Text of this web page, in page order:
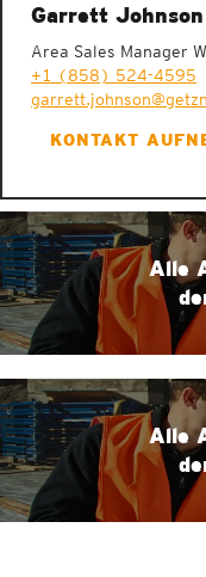
Garrett Johnson
Area Sales Manager
+1 (858) 524-4595
KONTAKT
Alle
Alle